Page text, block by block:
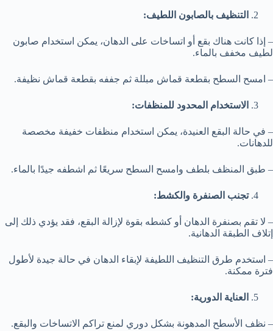
التنظيف بالصابون اللطيف:
– إذا كانت هناك بقع أو اتساخات على الدهان، يمكن استخدام صابون
لطيف مخفف بالماء.
– امسح السطح بقطعة قماش مبللة ثم جففه بقطعة قماش نظيفة.
الاستخدام المحدود للمنظفات:
– في حالة البقع العنيدة، يمكن استخدام منظفات خفيفة مخصصة
للدهانات.
– طبق المنظف بلطف وامسح السطح سريعًا ثم اشطفه جيدًا بالماء.
تجنب الصنفرة والكشط:
– لا تقم بصنفرة الدهان أو كشطه بقوة لإزالة البقع، فقد يؤدي ذلك إلى
إتلاف الطبقة الدهانية.
– استخدم طرق التنظيف اللطيفة لإبقاء الدهان في حالة جيدة لأطول
فترة ممكنة.
العناية الدورية:
– نظف الأسطح المدهونة بشكل دوري لمنع تراكم الاتساخات والبقع.